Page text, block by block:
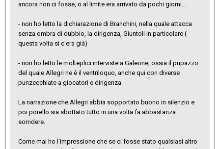
ancora non ci fosse, o al limite era arrivato da pochi giorni...
- non ho letto la dichiarazione di Branchini, nella quale attacca
senza ombra di dubbio, la dirigenza, Giuntoli in particolare (
questa volta si c'era già)
- non ho letto le molteplici interviste a Galeone, ossia il pupazzo
del quale Allegri ne è il ventriloquo, anche qui con diverse
punzecchiate a giocatori e dirigenza
La narrazione che Allegri abbia sopportato buono in silenzio e
poi porello sia sbottato tutto in una volta fa abbastanza
sorridere.
Come mai ho l'impressione che se ci fosse stato qualsiasi altro